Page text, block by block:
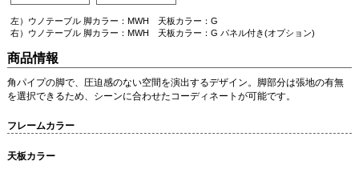
左）ウノテーブル 脚カラー：MWH 天板カラー：G
右）ウノテーブル 脚カラー：MWH 天板カラー：G パネル付き(オプション)
商品情報
角パイプの脚で、圧迫感のない空間を演出するデザイン。脚部分は張地の有無
を選択できるため、シーンに合わせたコーディネートが可能です。
フレームカラー
天板カラー